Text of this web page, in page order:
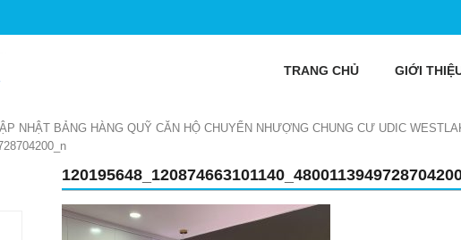
TRANG CHỦ GIỚI
NHẬT BẢNG HÀNG QUỸ CĂN HỘ CHUYỂN NHƯỢNG CHUNG CƯ UDIC